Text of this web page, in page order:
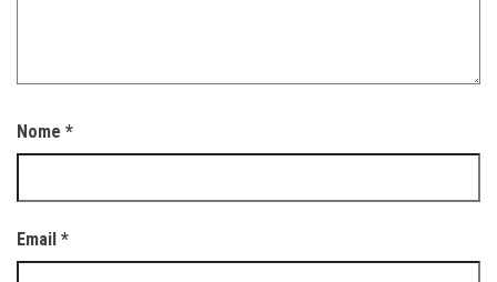
Nome *
Email *